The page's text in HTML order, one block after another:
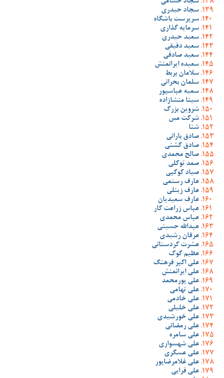
سجاد حسامی
سجاد حیدری
سرپرست باشگاه
سرمایه گذاری
سعید حیدری
سعید دقیقی
سعید صادقی
سعیده ایرانمنش
سلامان بربط
سلمان بحرانی
سمیه عباسپور
سینا منشازاده
شروین بزرگ
شرکت مس
شنا
صادق بارانی
صادق گشنی
صالح محمدی
صمد توکلی
صیاد کوکبی
عارف رستمی
عارف زینلی
عارف سعیدیان
عباس زراعت کار
عباس محمدی
عبدالله حسینی
عرفان رشیدی
عشرت کردستانی
عظیم گوک
علی اکبر فرهنگ
علی ایرانمنش
علی پورمحمد
علی تهامی
علی خادمی
علی خلیلی
علی خورشیدی
علی رمضانی
علی سامره
علی شهسواری
علی عسگری
علی غلامرضاپور
علی قرایی